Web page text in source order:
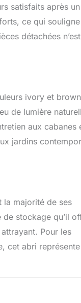
satisfaits après
ce qui souligne
détachées
ivory et
de lumière
aux cabanes
jardins
la majorité de ses
de stockage qu’il
Pour les
cet abri